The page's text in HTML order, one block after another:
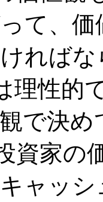
て、
れば
性的で
で決
家の価
ャッ